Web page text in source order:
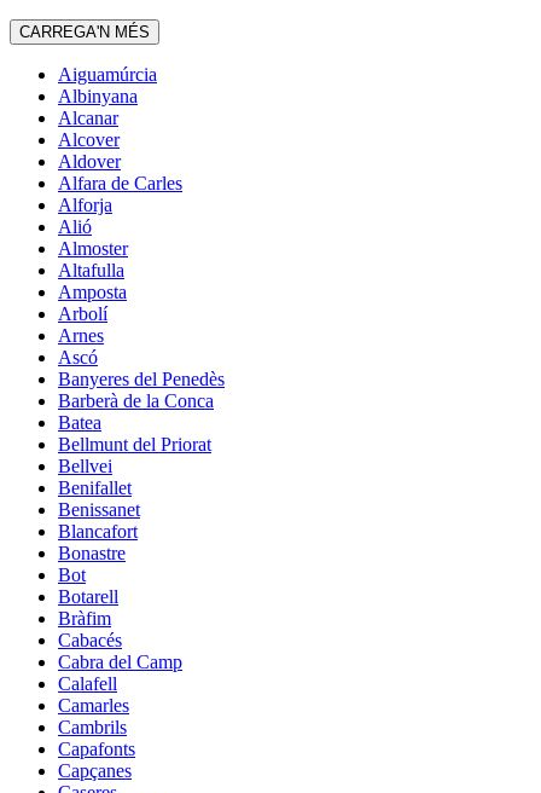
CARREGA'N MÉS
Aiguamúrcia
Albinyana
Alcanar
Alcover
Aldover
Alfara de Carles
Alforja
Alió
Almoster
Altafulla
Amposta
Arbolí
Arnes
Ascó
Banyeres del Penedès
Barberà de la Conca
Batea
Bellmunt del Priorat
Bellvei
Benifallet
Benissanet
Blancafort
Bonastre
Bot
Botarell
Bràfim
Cabacés
Cabra del Camp
Calafell
Camarles
Cambrils
Capafonts
Capçanes